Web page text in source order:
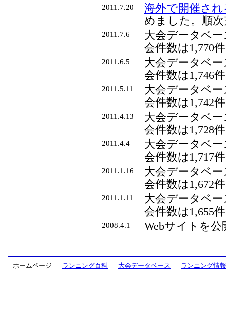
2011.7.20
海外で開催さ
めました。順
2011.7.6
大会データベ
会件数は1,770
2011.6.5
大会データベ
会件数は1,746
2011.5.11
大会データベ
会件数は1,742
2011.4.13
大会データベ
会件数は1,728
2011.4.4
大会データベ
会件数は1,717
2011.1.16
大会データベ
会件数は1,672
2011.1.11
大会データベ
会件数は1,655
2008.4.1 Webサイトを
ホームページ ランニング百科 大会データベース ランニング情